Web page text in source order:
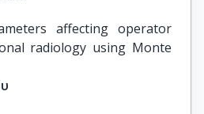
affecting operator
radiology using Monte